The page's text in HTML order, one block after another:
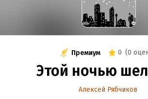
Премиум 0 (0
Этой ночью шел
Алексей Рябчиков